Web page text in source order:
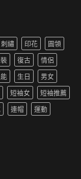
刺繡 印花
圓領
復古
情侶
生日
男女
短袖女
短袖推薦
連帽
運動